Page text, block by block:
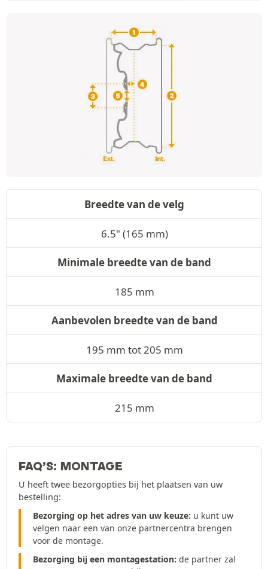
Breedte van de velg
6.5" (165 mm)
Minimale breedte van de band
185 mm
Aanbevolen breedte van de band
195 mm tot 205 mm
Maximale breedte van de band
215 mm
FAQ’S: MONTAGE
U heeft twee bezorgopties bij het plaatsen van uw
bestelling:
Bezorging op het adres van uw keuze: u kunt uw
velgen naar een van onze partnercentra brengen
voor de montage.
Bezorging bij een montagestation: de partner zal